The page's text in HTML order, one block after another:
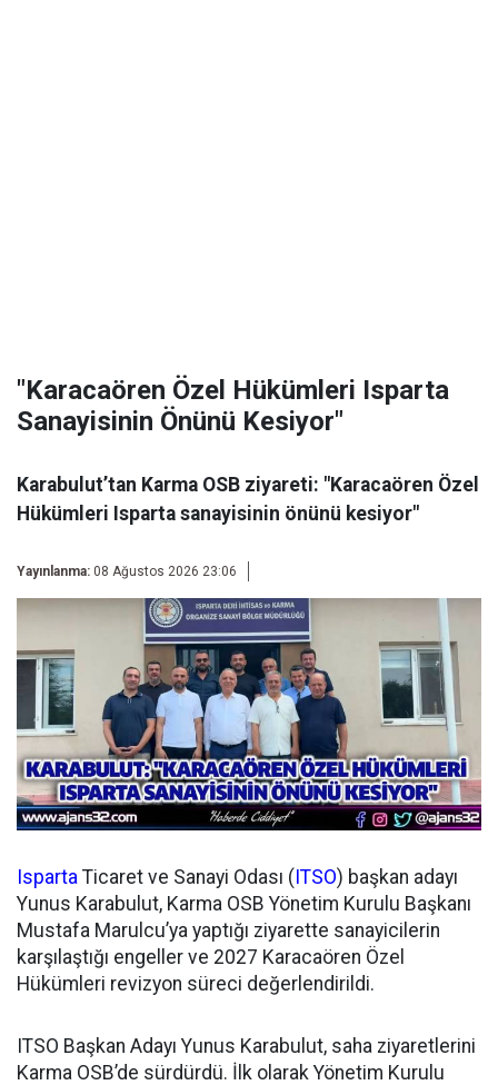
"Karacaören Özel Hükümleri Isparta
Sanayisinin Önünü Kesiyor"
Karabulut’tan Karma OSB ziyareti: "Karacaören Özel
Hükümleri Isparta sanayisinin önünü kesiyor"
Yayınlanma: 08 Ağustos 2026 23:06
Isparta Ticaret ve Sanayi Odası (ITSO) başkan adayı
Yunus Karabulut, Karma OSB Yönetim Kurulu Başkanı
Mustafa Marulcu’ya yaptığı ziyarette sanayicilerin
karşılaştığı engeller ve 2027 Karacaören Özel
Hükümleri revizyon süreci değerlendirildi.
ITSO Başkan Adayı Yunus Karabulut, saha ziyaretlerini
Karma OSB’de sürdürdü. İlk olarak Yönetim Kurulu